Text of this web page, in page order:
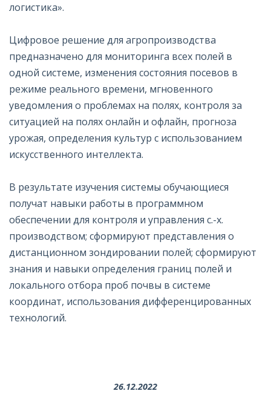
логистика».
Цифровое решение для агропроизводства
предназначено для мониторинга всех полей в
одной системе, изменения состояния посевов в
режиме реального времени, мгновенного
уведомления о проблемах на полях, контроля за
ситуацией на полях онлайн и офлайн, прогноза
урожая, определения культур с использованием
искусственного интеллекта.
В результате изучения системы обучающиеся
получат навыки работы в программном
обеспечении для контроля и управления с.-х.
производством; сформируют представления о
дистанционном зондировании полей; сформируют
знания и навыки определения границ полей и
локального отбора проб почвы в системе
координат, использования дифференцированных
технологий.
26.12.2022